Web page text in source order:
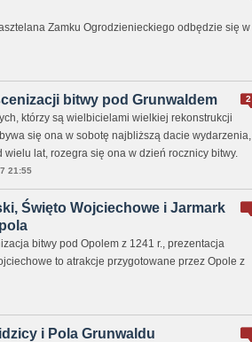
Zamku Ogrodzienieckiego odbędzie się w
2
bitwy pod Grunwaldem
którzy są wielbicielami wielkiej rekonstrukcji
się ona w sobotę najbliższą dacie wydarzenia,
lat, rozegra się ona w dzień rocznicy bitwy.
21:55
Święto Wojciechowe i Jarmark
bitwy pod Opolem z 1241 r., prezentacja
to atrakcje przygotowane przez Opole z
i Pola Grunwaldu